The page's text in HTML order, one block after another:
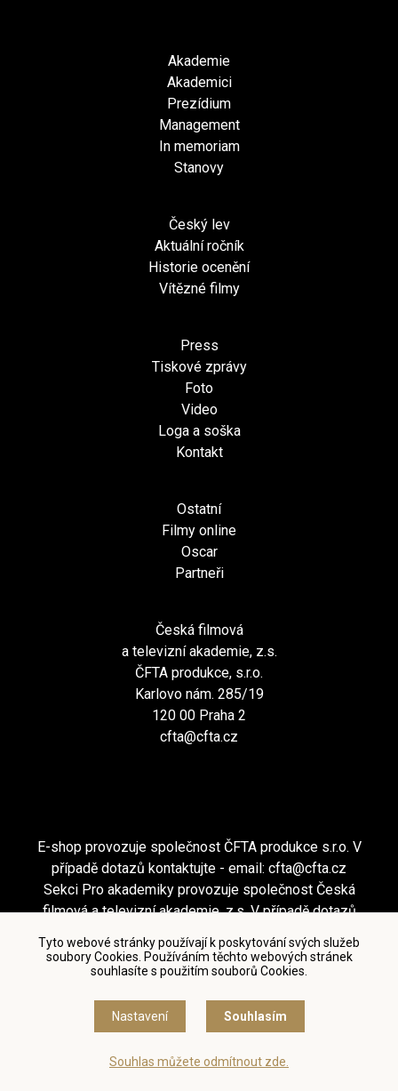
Tyto webové stránky používají k poskytování svých služeb
soubory Cookies. Používáním těchto webových stránek
souhlasíte s použitím souborů Cookies.
Nastavení Souhlasím
Souhlas můžete odmítnout zde.
Akademie
Akademici
Prezídium
Management
In memoriam
Stanovy
Český lev
Aktuální ročník
Historie ocenění
Vítězné filmy
Press
Tiskové zprávy
Foto
Video
Loga a soška
Kontakt
Ostatní
Filmy online
Oscar
Partneři
Česká filmová
a televizní akademie, z.s.
ČFTA produkce, s.r.o.
Karlovo nám. 285/19
120 00 Praha 2
cfta@cfta.cz
E-shop provozuje společnost ČFTA produkce s.r.o. V
případě dotazů kontaktujte - email: cfta@cfta.cz
Sekci Pro akademiky provozuje společnost Česká
filmová a televizní akademie, z.s. V případě dotazů
Podmínky užití a zásady ochrany osobních údajů
Nastavení cookies